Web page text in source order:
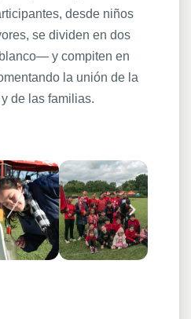
desde niños
se dividen en dos
y compiten en
la unión de la
de las familias.